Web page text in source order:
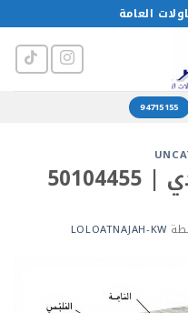
العامة
94715155
LOLOATNAJAH-KW